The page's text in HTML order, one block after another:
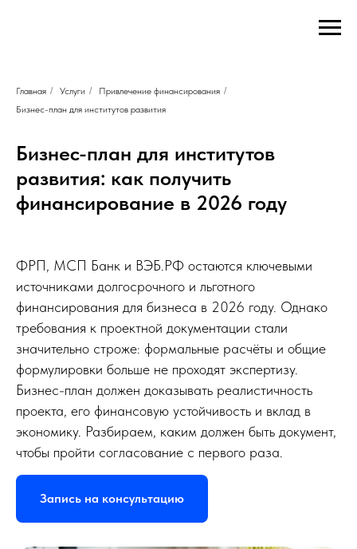
Привлечение
финансирования
Капитализация
компании
Налоговые
и
защита
Инновационные
кластеры
Финансирование
и
управление
Контакты
FinDub
стр.
Москва,
Телефон:
499
444-
почта:
Главная / Услуги / Привлечение финансирования /
Бизнес-план для институтов развития
Бизнес-план для институтов
развития: как получить
финансирование в 2026 году
ФРП, МСП Банк и ВЭБ.РФ остаются ключевыми
источниками долгосрочного и льготного
финансирования для бизнеса в 2026 году. Однако
требования к проектной документации стали
значительно строже: формальные расчёты и общие
формулировки больше не проходят экспертизу.
Бизнес-план должен доказывать реалистичность
проекта, его финансовую устойчивость и вклад в
экономику. Разбираем, каким должен быть документ,
чтобы пройти согласование с первого раза.
Запись на консультацию